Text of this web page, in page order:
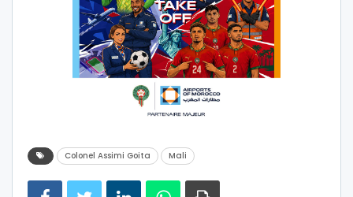
Colonel Assimi Goita Mali